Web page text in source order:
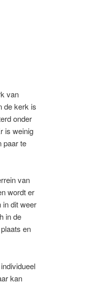
van
de kerk is
onder
is weinig
paar te
van
wordt er
in dit weer
in de
en
kan